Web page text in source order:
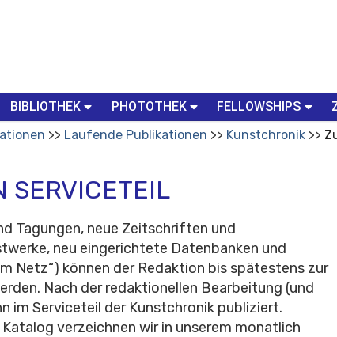
BIBLIOTHEK PHOTOTHEK FELLOWSHIPS
Laufende Publikationen Kunstchronik
SERVICETEIL
Tagungen, neue Zeitschriften und
neu eingerichtete Datenbanken und
Netz“) können der Redaktion bis spätestens zur
Nach der redaktionellen Bearbeitung (und
im Serviceteil der Kunstchronik publiziert.
verzeichnen wir in unserem monatlich